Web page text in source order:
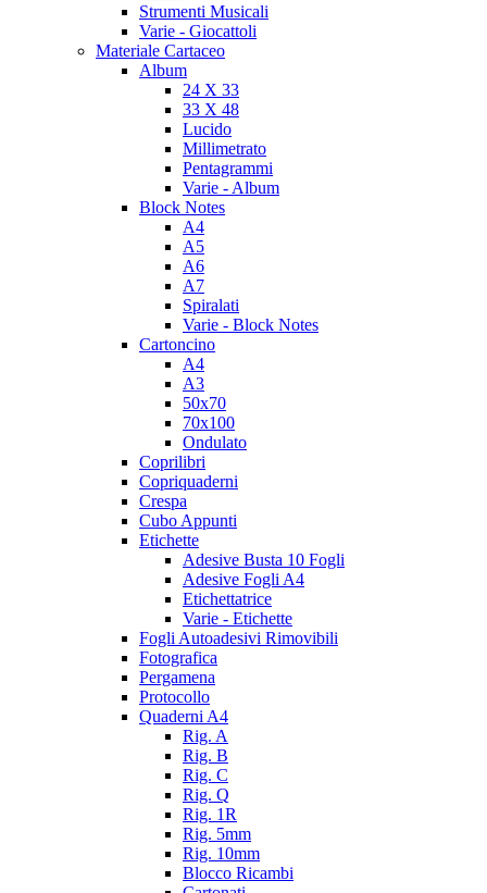
Strumenti Musicali
Varie - Giocattoli
Materiale Cartaceo
Album
24 X 33
33 X 48
Lucido
Millimetrato
Pentagrammi
Varie - Album
Block Notes
A4
A5
A6
A7
Spiralati
Varie - Block Notes
Cartoncino
A4
A3
50x70
70x100
Ondulato
Coprilibri
Copriquaderni
Crespa
Cubo Appunti
Etichette
Adesive Busta 10 Fogli
Adesive Fogli A4
Etichettatrice
Varie - Etichette
Fogli Autoadesivi Rimovibili
Fotografica
Pergamena
Protocollo
Quaderni A4
Rig. A
Rig. B
Rig. C
Rig. Q
Rig. 1R
Rig. 5mm
Rig. 10mm
Blocco Ricambi